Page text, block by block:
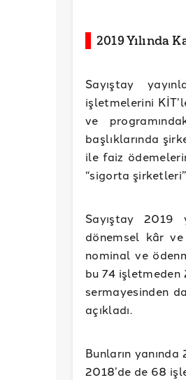
2019 Yılında
Sayıştay
işletmelerini
ve
başlıklarında
ile faiz
“sigorta
Sayıştay 2019
dönemsel kâr ve
nominal ve
bu 74 işletmeden
sermayesinden
açıkladı.
Bunların
2018’de de 68